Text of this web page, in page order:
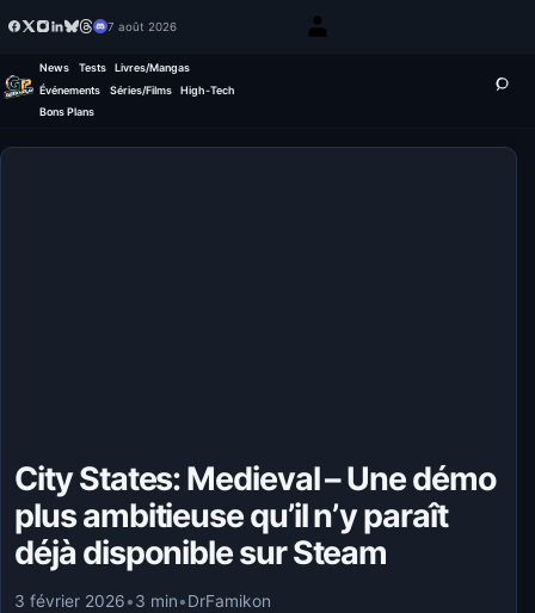
7 août 2026
News Tests
Livres/Mangas
Événements
Séries/Films
High-Tech
Bons Plans
City States: Medieval – Une démo
plus ambitieuse qu’il n’y paraît
déjà disponible sur Steam
3 février 2026•3 min•DrFamikon